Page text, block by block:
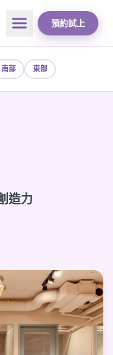
預約試上
南部 東部
造力